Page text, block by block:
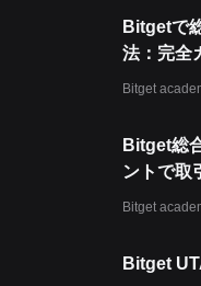
Bitgetで
法：完全
Bitget
Bitget総
ントで取
Bitget
Bitget